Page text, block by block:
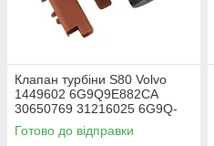
Клапан турбіни S80 Volvo
1449602 6G9Q9E882CA
30650769 31216025 6G9Q-
9E882-CA 31216025
6G9Q9E882CB
Готово до відправки